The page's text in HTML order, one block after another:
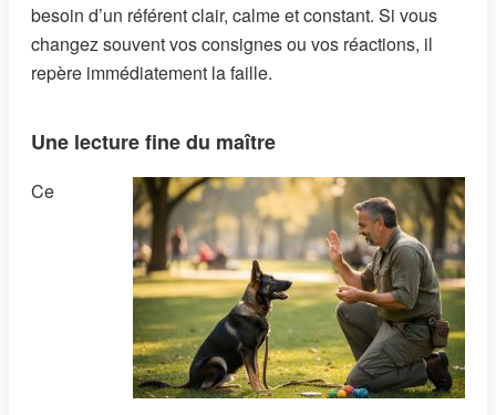
besoin d’un référent clair, calme et constant. Si vous
changez souvent vos consignes ou vos réactions, il
repère immédiatement la faille.
Une lecture fine du maître
Ce